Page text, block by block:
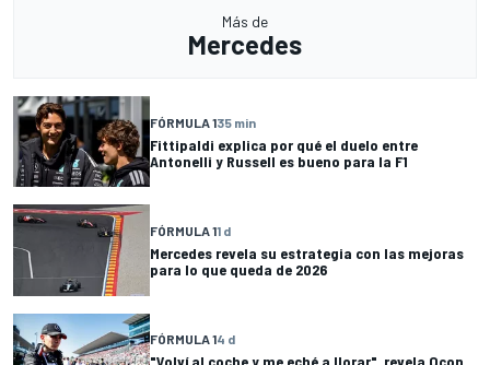
Más de
Mercedes
FÓRMULA 135 min
Fittipaldi explica por qué el duelo entre
Antonelli y Russell es bueno para la F1
FÓRMULA 11 d
Mercedes revela su estrategia con las mejoras
para lo que queda de 2026
FÓRMULA 14 d
"Volví al coche y me eché a llorar", revela Ocon